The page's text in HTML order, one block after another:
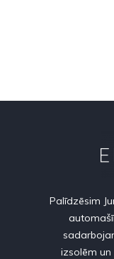
Palīdzēsim
izsolēm